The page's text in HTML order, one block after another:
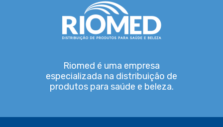
Riomed é uma empresa
especializada na distribuição de
produtos para saúde e beleza.